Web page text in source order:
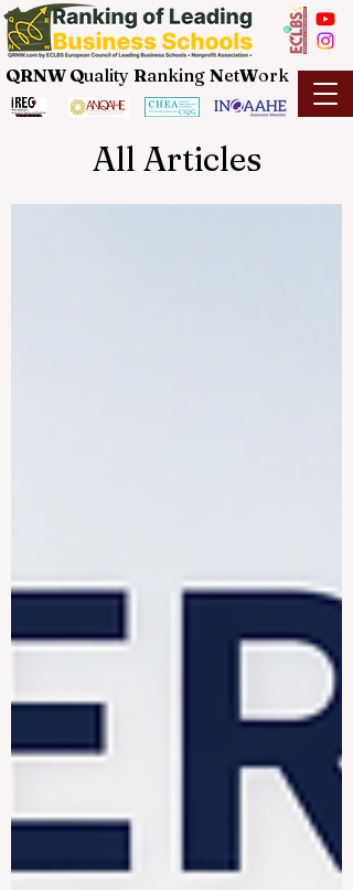
QRNW Quality Ranking NetWork
All Articles